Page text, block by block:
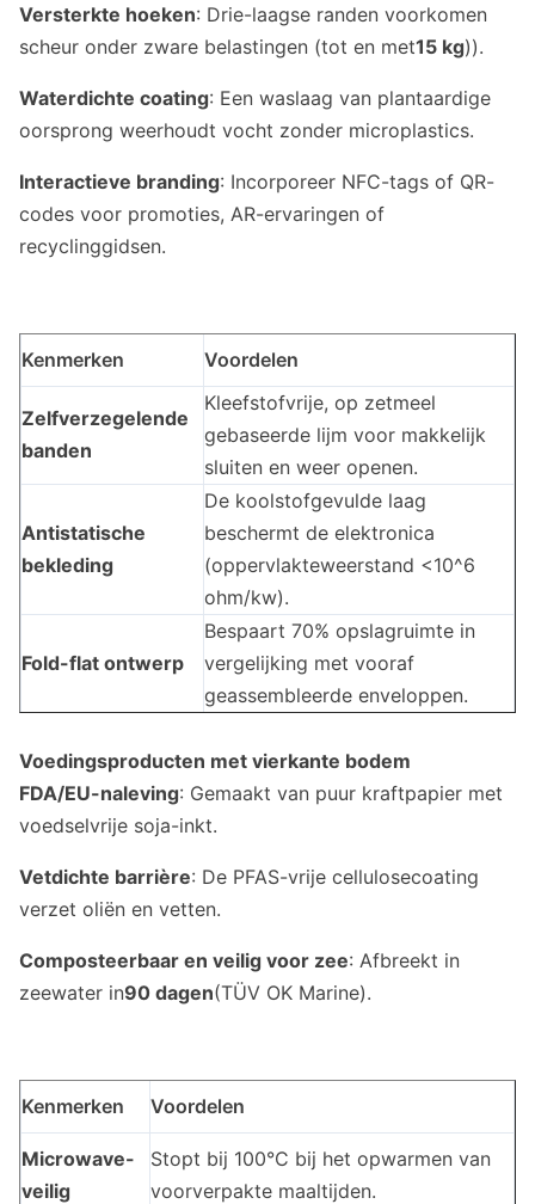
Versterkte hoeken: Drie-laagse randen voorkomen
scheur onder zware belastingen (tot en met15 kg)).
Waterdichte coating: Een waslaag van plantaardige
oorsprong weerhoudt vocht zonder microplastics.
Interactieve branding: Incorporeer NFC-tags of QR-
codes voor promoties, AR-ervaringen of
recyclinggidsen.
Kenmerken Voordelen
Zelfverzegelende
banden
Kleefstofvrije, op zetmeel
gebaseerde lijm voor makkelijk
sluiten en weer openen.
Antistatische
bekleding
De koolstofgevulde laag
beschermt de elektronica
(oppervlakteweerstand <10^6
ohm/kw).
Fold-flat ontwerp
Bespaart 70% opslagruimte in
vergelijking met vooraf
geassembleerde enveloppen.
Voedingsproducten met vierkante bodem
FDA/EU-naleving: Gemaakt van puur kraftpapier met
voedselvrije soja-inkt.
Vetdichte barrière: De PFAS-vrije cellulosecoating
verzet oliën en vetten.
Composteerbaar en veilig voor zee: Afbreekt in
zeewater in90 dagen(TÜV OK Marine).
Kenmerken Voordelen
Microwave-
veilig
Stopt bij 100°C bij het opwarmen van
voorverpakte maaltijden.